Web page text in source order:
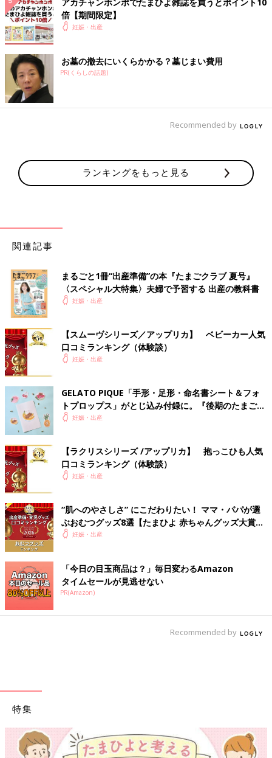
アカチャンホンポでたまひよ雑誌を買うとポイント10
倍【期間限定】
妊娠・出産
お墓の撤去にいくらかかる？墓じまい費用
PR(くらしの話題)
Recommended by
ランキングをもっと見る
関連記事
まるごと1冊“出産準備”の本『たまごクラブ 夏号』
〈スペシャル大特集〉夫婦で予習する 出産の教科書
妊娠・出産
【スムーヴシリーズ／アップリカ】 ベビーカー人気
口コミランキング（体験談）
妊娠・出産
GELATO PIQUE「手形・足形・命名書シート＆フォ
トプロップス」がとじ込み付録に。『後期のたまごク
ラブ』春号が発売中！
妊娠・出産
【ラクリスシリーズ /アップリカ】 抱っこひも人気
口コミランキング（体験談）
妊娠・出産
“肌へのやさしさ” にこだわりたい！ ママ・パパが選
ぶおむつグッズ8選【たまひよ 赤ちゃんグッズ大賞
2026】
妊娠・出産
「今日の目玉商品は？」毎日変わるAmazon
タイムセールが見逃せない
PR(Amazon)
Recommended by
特集